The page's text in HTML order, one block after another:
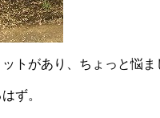
トがあり、ちょっと悩ま
ず。